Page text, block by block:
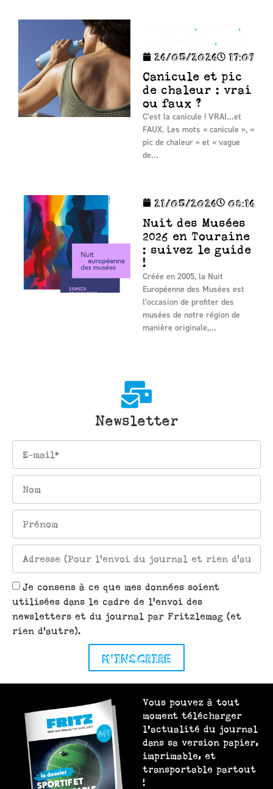
,
,
,
26/05/2026 17:09
Canicule et pic
de chaleur : vrai
ou faux ?
C’est la canicule ! VRAI…et
FAUX. Les mots « canicule », «
pic de chaleur » et « vague
de…
21/05/2026 08:16
Nuit des Musées
2026 en Touraine
: suivez le guide
!
Créée en 2005, la Nuit
Européenne des Musées est
l’occasion de profiter des
musées de notre région de
manière originale,…
Newsletter
Je consens à ce que mes données soient
utilisées dans le cadre de l'envoi des
newsletters et du journal par Fritzlemag (et
rien d'autre).
M'INSCRIRE
Vous pouvez à tout
moment télécharger
l’actualité du journal
dans sa version papier,
imprimable, et
transportable partout
!